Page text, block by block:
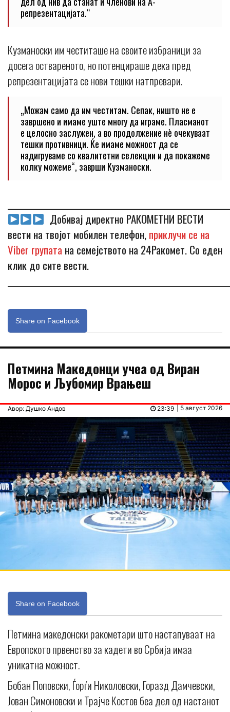
репрезентацијата.“
Кузманоски им честиташе на своите избраници за
досега оствареното, но потенцираше дека пред
репрезентацијата се нови тешки натпревари.
„Можам само да им честитам. Сепак, ништо не е
завршено и имаме уште многу да играме. Пласманот
е целосно заслужен, а во продолжение нè очекуваат
тешки противници. Ќе имаме можност да се
надигруваме со квалитетни селекции и да покажеме
колку можеме“, заврши Кузманоски.
Добивај директно РАКОМЕТНИ ВЕСТИ
вести на твојот мобилен телефон,приклучи се на
Viber групата на семејството на 24Ракомет. Со еден
клик до сите вести.
Share on Facebook
Петмина Македонци учеа од Виран
Морос и Љубомир Врањеш
Авор: Душко Андов | 5 август 2026
23:39
Share on Facebook
Петмина македонски ракометари што настапуваат на
Европското првенство за кадети во Србија имаа
уникатна можност.
Бобан Поповски, Ѓорѓи Николовски, Горазд Дамчевски,
Јован Симоновски и Трајче Костов беа дел од настанот